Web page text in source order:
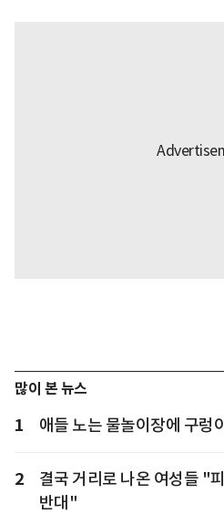
많이 본 뉴스
1 애들 노는 물놀이장에 구렁
2
결국 거리로 나온 여성들 "
반대"